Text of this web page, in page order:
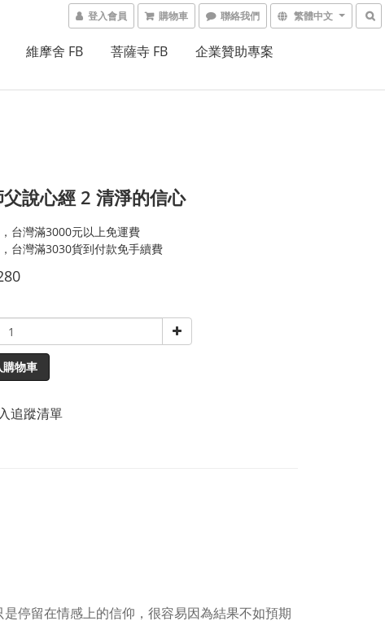
登入會員 購物車 聯絡我們 繁體中文
維摩舍 FB 菩薩寺 FB 企業贊助專案
說心經 2 清淨的信心
台灣滿3000元以上免運費
台灣滿3030貨到付款免手續費
購物車
追蹤清單
停留在情感上的信仰，很容易因為結果不如預期